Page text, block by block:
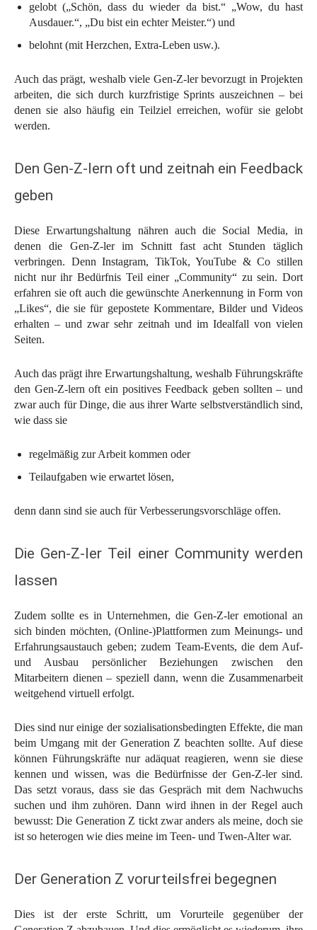
gelobt („Schön, dass du wieder da bist.“ „Wow, du hast
Ausdauer.“, „Du bist ein echter Meister.“) und
belohnt (mit Herzchen, Extra-Leben usw.).
Auch das prägt, weshalb viele Gen-Z-ler bevorzugt in Projekten
arbeiten, die sich durch kurzfristige Sprints auszeichnen – bei
denen sie also häufig ein Teilziel erreichen, wofür sie gelobt
werden.
Den Gen-Z-lern oft und zeitnah ein Feedback
geben
Diese Erwartungshaltung nähren auch die Social Media, in
denen die Gen-Z-ler im Schnitt fast acht Stunden täglich
verbringen. Denn Instagram, TikTok, YouTube & Co stillen
nicht nur ihr Bedürfnis Teil einer „Community“ zu sein. Dort
erfahren sie oft auch die gewünschte Anerkennung in Form von
„Likes“, die sie für gepostete Kommentare, Bilder und Videos
erhalten – und zwar sehr zeitnah und im Idealfall von vielen
Seiten.
Auch das prägt ihre Erwartungshaltung, weshalb Führungskräfte
den Gen-Z-lern oft ein positives Feedback geben sollten – und
zwar auch für Dinge, die aus ihrer Warte selbstverständlich sind,
wie dass sie
regelmäßig zur Arbeit kommen oder
Teilaufgaben wie erwartet lösen,
denn dann sind sie auch für Verbesserungsvorschläge offen.
Die Gen-Z-ler Teil einer Community werden
lassen
Zudem sollte es in Unternehmen, die Gen-Z-ler emotional an
sich binden möchten, (Online-)Plattformen zum Meinungs- und
Erfahrungsaustauch geben; zudem Team-Events, die dem Auf-
und Ausbau persönlicher Beziehungen zwischen den
Mitarbeitern dienen – speziell dann, wenn die Zusammenarbeit
weitgehend virtuell erfolgt.
Dies sind nur einige der sozialisationsbedingten Effekte, die man
beim Umgang mit der Generation Z beachten sollte. Auf diese
können Führungskräfte nur adäquat reagieren, wenn sie diese
kennen und wissen, was die Bedürfnisse der Gen-Z-ler sind.
Das setzt voraus, dass sie das Gespräch mit dem Nachwuchs
suchen und ihm zuhören. Dann wird ihnen in der Regel auch
bewusst: Die Generation Z tickt zwar anders als meine, doch sie
ist so heterogen wie dies meine im Teen- und Twen-Alter war.
Der Generation Z vorurteilsfrei begegnen
Dies ist der erste Schritt, um Vorurteile gegenüber der